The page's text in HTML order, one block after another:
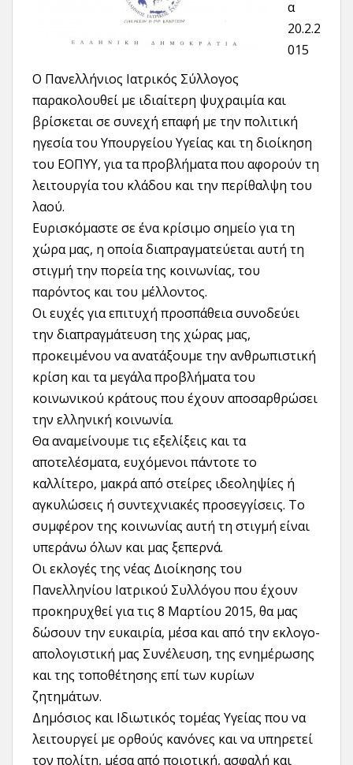
α
20.2.2
015
Ο Πανελλήνιος Ιατρικός Σύλλογος
παρακολουθεί με ιδιαίτερη ψυχραιμία και
βρίσκεται σε συνεχή επαφή με την πολιτική
ηγεσία του Υπουργείου Υγείας και τη διοίκηση
του ΕΟΠΥΥ, για τα προβλήματα που αφορούν τη
λειτουργία του κλάδου και την περίθαλψη του
λαού.
Ευρισκόμαστε σε ένα κρίσιμο σημείο για τη
χώρα μας, η οποία διαπραγματεύεται αυτή τη
στιγμή την πορεία της κοινωνίας, του
παρόντος και του μέλλοντος.
Οι ευχές για επιτυχή προσπάθεια συνοδεύει
την διαπραγμάτευση της χώρας μας,
προκειμένου να ανατάξουμε την ανθρωπιστική
κρίση και τα μεγάλα προβλήματα του
κοινωνικού κράτους που έχουν αποσαρθρώσει
την ελληνική κοινωνία.
Θα αναμείνουμε τις εξελίξεις και τα
αποτελέσματα, ευχόμενοι πάντοτε το
καλλίτερο, μακρά από στείρες ιδεοληψίες ή
αγκυλώσεις ή συντεχνιακές προσεγγίσεις. Το
συμφέρον της κοινωνίας αυτή τη στιγμή είναι
υπεράνω όλων και μας ξεπερνά.
Οι εκλογές της νέας Διοίκησης του
Πανελληνίου Ιατρικού Συλλόγου που έχουν
προκηρυχθεί για τις 8 Μαρτίου 2015, θα μας
δώσουν την ευκαιρία, μέσα και από την εκλογο-
απολογιστική μας Συνέλευση, της ενημέρωσης
και της τοποθέτησης επί των κυρίων
ζητημάτων.
Δημόσιος και Ιδιωτικός τομέας Υγείας που να
λειτουργεί με ορθούς κανόνες και να υπηρετεί
τον πολίτη, μέσα από ποιοτική, ασφαλή και